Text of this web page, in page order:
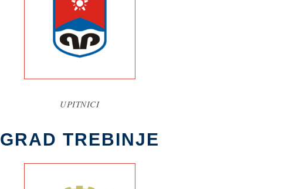
UPITNICI
GRAD TREBINJE